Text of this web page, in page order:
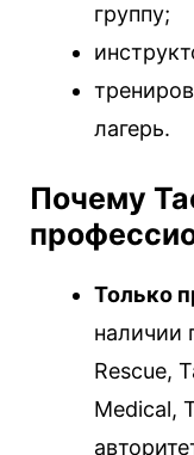
группу;
лагерь.
Почему
Только
наличии
Rescue,
Medical,